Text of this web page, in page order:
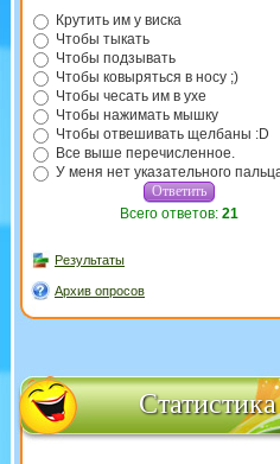
Крутить им у виска
Чтобы тыкать
Чтобы подзывать
Чтобы ковыряться в носу ;)
Чтобы чесать им в ухе
Чтобы нажимать мышку
Чтобы отвешивать щелбаны :D
Все выше перечисленное.
У меня нет указательного
Всего ответов: 21
Результаты
Архив опросов
Статистика